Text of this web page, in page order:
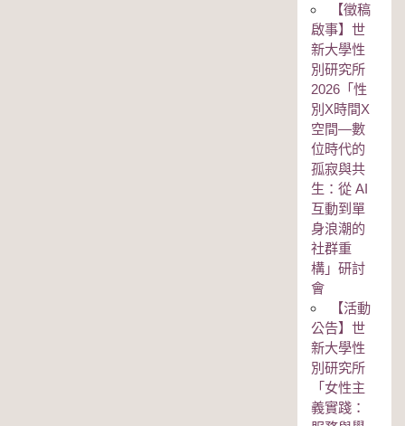
【徵稿
啟事】世
新大學性
別研究所
2026「性
別Χ時間Χ
空間—數
位時代的
孤寂與共
生：從 AI
互動到單
身浪潮的
社群重
構」研討
會
【活動
公告】世
新大學性
別研究所
「女性主
義實踐：